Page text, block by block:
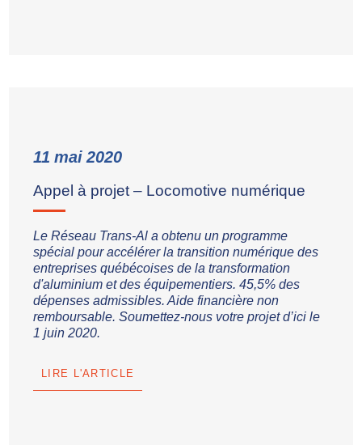
11 mai 2020
Appel à projet – Locomotive numérique
Le Réseau Trans-Al a obtenu un programme
spécial pour accélérer la transition numérique des
entreprises québécoises de la transformation
d'aluminium et des équipementiers. 45,5% des
dépenses admissibles. Aide financière non
remboursable. Soumettez-nous votre projet d’ici le
1 juin 2020.
LIRE L'ARTICLE